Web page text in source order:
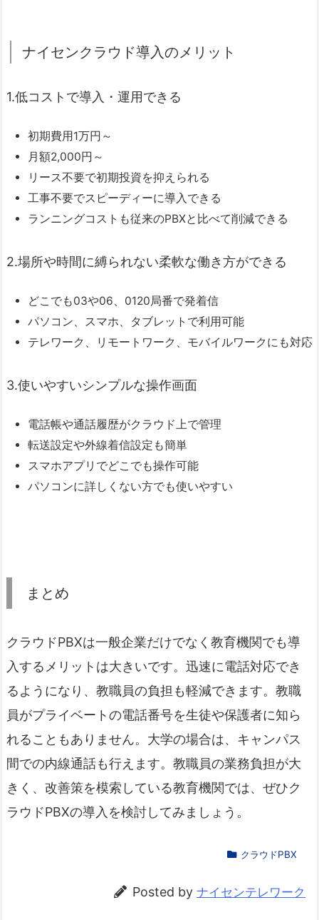
ナイセンクラウド導入のメリット
1.低コストで導入・運用できる
初期費用1万円～
月額2,000円～
リース不要で初期投資を抑えられる
工事不要でスピーディーに導入できる
ランニングコストも従来のPBXと比べて削減できる
2.場所や時間に縛られない柔軟な働き方ができる
どこでも03や06、0120局番で発着信
パソコン、スマホ、タブレットで利用可能
テレワーク、リモートワーク、モバイルワークにも対応
3.使いやすいシンプルな操作画面
電話帳や通話履歴がクラウド上で管理
転送設定や外線着信設定も簡単
スマホアプリでどこでも操作可能
パソコンに詳しくない方でも使いやすい
まとめ
クラウドPBXは一般企業だけでなく教育機関でも導
入するメリットは大きいです。迅速に電話対応でき
るようになり、教職員の負担も軽減できます。教職
員がプライベートの電話番号を生徒や保護者に知ら
れることもありません。大学の場合は、キャンパス
間での内線通話も行えます。教職員の業務負担が大
きく、改善策を模索している教育機関では、ぜひク
ラウドPBXの導入を検討してみましょう。
クラウドPBX
Posted by ナイセンテレワーク